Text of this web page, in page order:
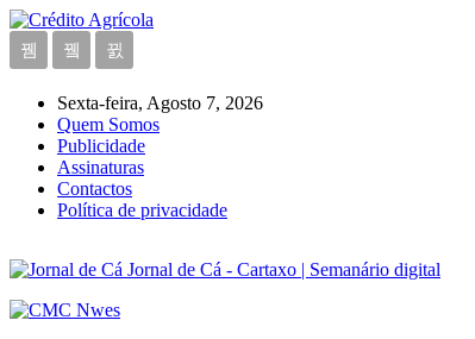
Sexta-feira, Agosto 7, 2026
Quem Somos
Publicidade
Assinaturas
Contactos
Política de privacidade
Jornal de Cá - Cartaxo | Semanário digital